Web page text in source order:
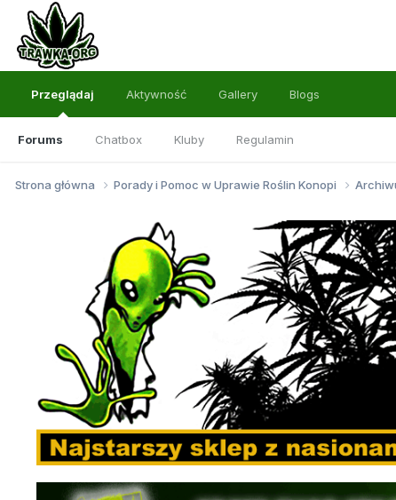
Przeglądaj
Forums Chatbox Kluby Regulamin
Aktywność Gallery Blogs
Strona główna Porady i Pomoc w Uprawie Roślin Konopi